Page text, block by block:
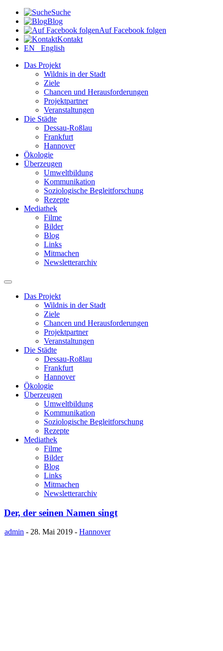
Suche
Blog
Auf Facebook folgen
Kontakt
EN English
Das Projekt
Wildnis in der Stadt
Ziele
Chancen und Herausforderungen
Projektpartner
Veranstaltungen
Die Städte
Dessau-Roßlau
Frankfurt
Hannover
Ökologie
Überzeugen
Umweltbildung
Kommunikation
Soziologische Begleitforschung
Rezepte
Mediathek
Filme
Bilder
Blog
Links
Mitmachen
Newsletterarchiv
Das Projekt
Wildnis in der Stadt
Ziele
Chancen und Herausforderungen
Projektpartner
Veranstaltungen
Die Städte
Dessau-Roßlau
Frankfurt
Hannover
Ökologie
Überzeugen
Umweltbildung
Kommunikation
Soziologische Begleitforschung
Rezepte
Mediathek
Filme
Bilder
Blog
Links
Mitmachen
Newsletterarchiv
Der, der seinen Namen singt
admin - 28. Mai 2019 - Hannover